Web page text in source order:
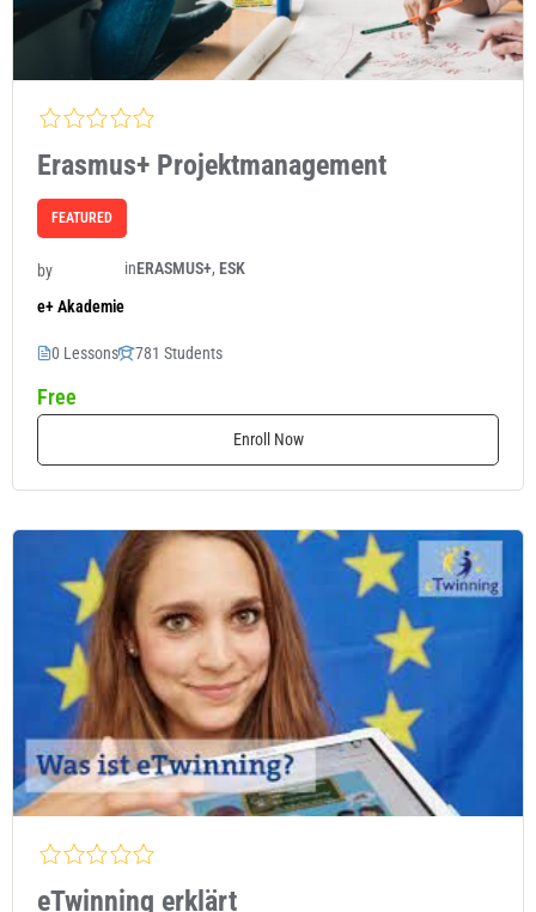
Erasmus+ Projektmanagement
FEATURED
by
e+ Akademie
inERASMUS+, ESK
0 Lessons 781 Students
Free
Enroll Now
eTwinning erklärt